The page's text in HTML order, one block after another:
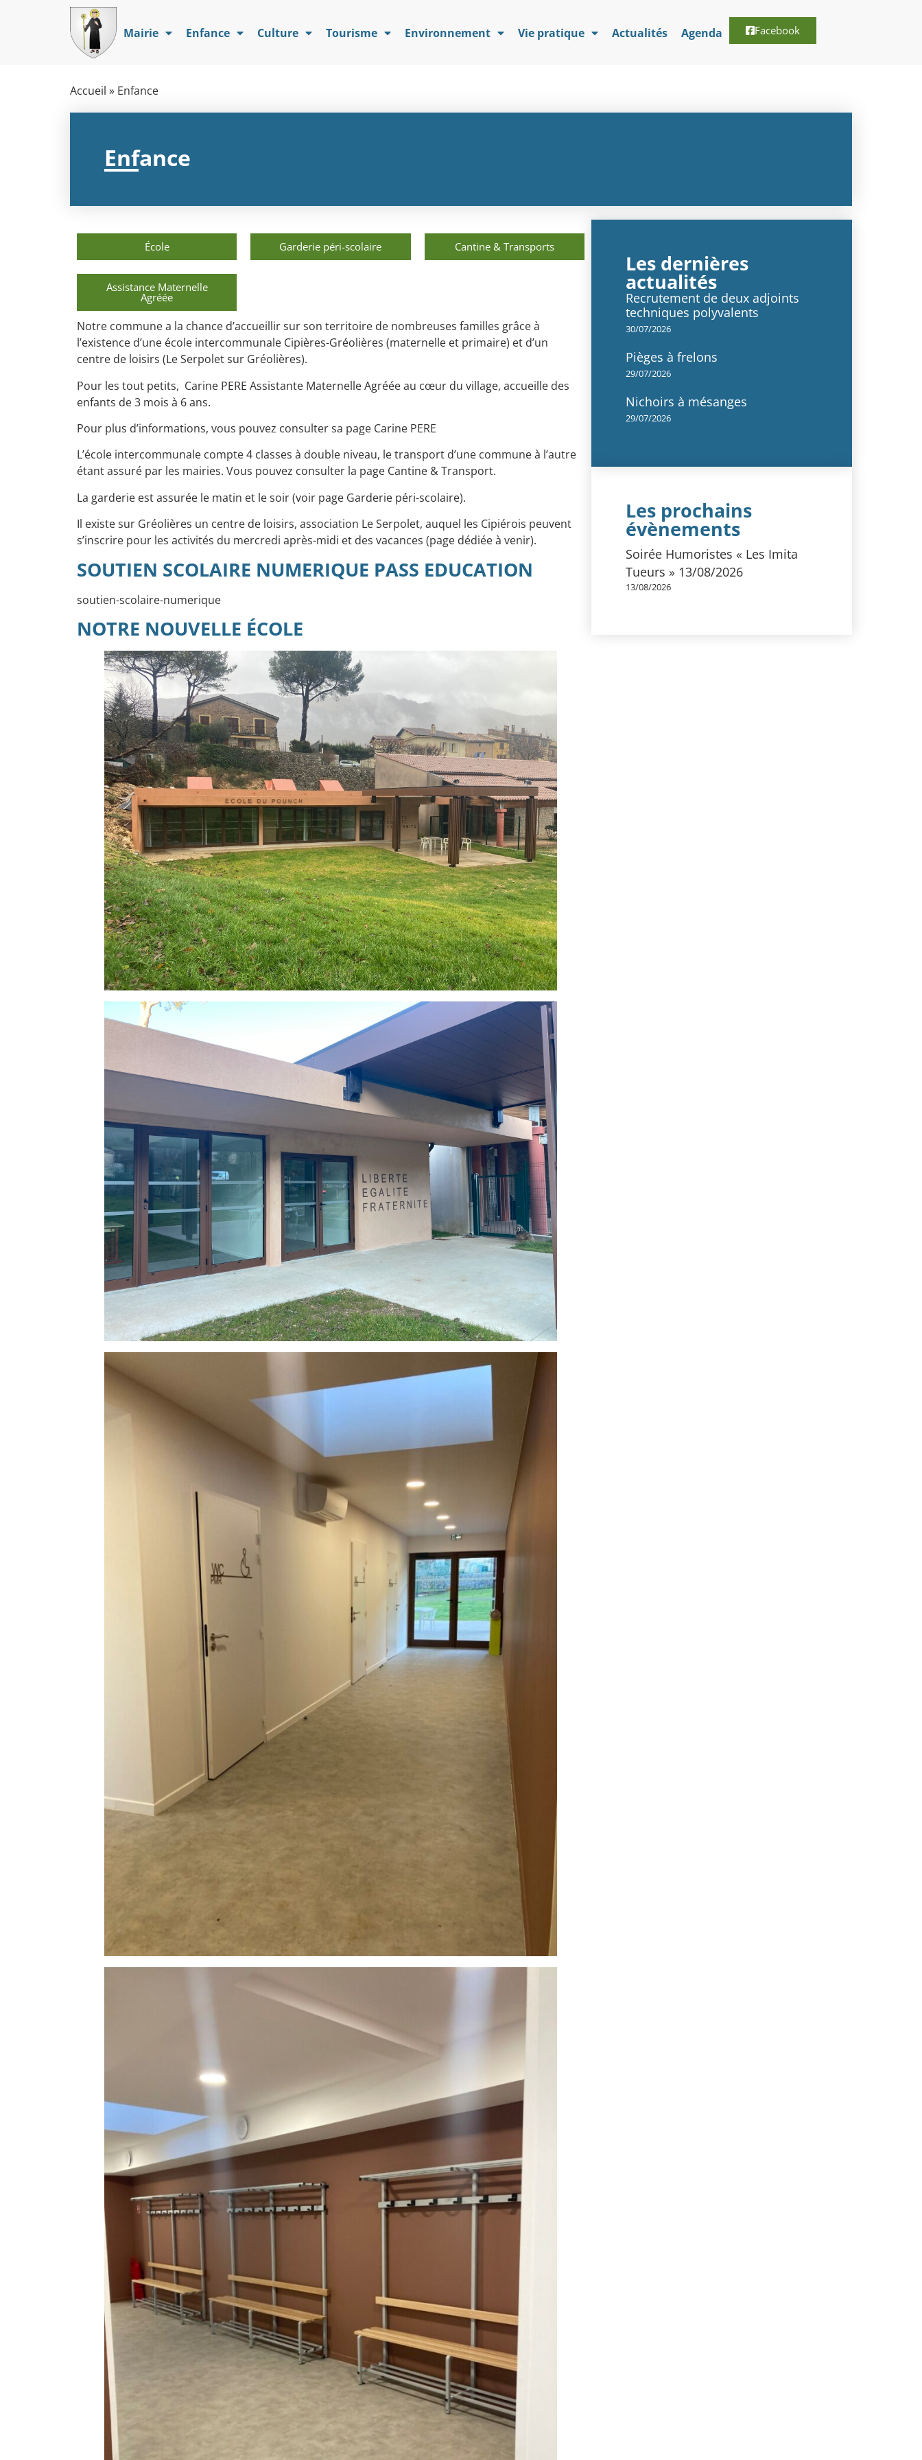
Mairie Enfance Culture Tourisme Environnement Vie pratique Actualités Agenda Facebook
Accueil » Enfance
Enfance
École Garderie péri-scolaire Cantine & Transports
Assistance Maternelle
Agréée
Notre commune a la chance d’accueillir sur son territoire de nombreuses familles grâce à
l’existence d’une école intercommunale Cipières-Gréolières (maternelle et primaire) et d’un
centre de loisirs (Le Serpolet sur Gréolières).
Pour les tout petits, Carine PERE Assistante Maternelle Agréée au cœur du village, accueille des
enfants de 3 mois à 6 ans.
Pour plus d’informations, vous pouvez consulter sa page Carine PERE
L’école intercommunale compte 4 classes à double niveau, le transport d’une commune à l’autre
étant assuré par les mairies. Vous pouvez consulter la page Cantine & Transport.
​La garderie est assurée le matin et le soir (voir page Garderie péri-scolaire).
Il existe sur Gréolières un centre de loisirs, association Le Serpolet, auquel les Cipiérois peuvent
s’inscrire pour les activités du mercredi après-midi et des vacances (page dédiée à venir).
SOUTIEN SCOLAIRE NUMERIQUE PASS EDUCATION
soutien-scolaire-numerique
NOTRE NOUVELLE ÉCOLE
Les dernières
actualités
Recrutement de deux adjoints
techniques polyvalents
30/07/2026
Pièges à frelons
29/07/2026
Nichoirs à mésanges
29/07/2026
Les prochains
évènements
Soirée Humoristes « Les Imita
Tueurs » 13/08/2026
13/08/2026